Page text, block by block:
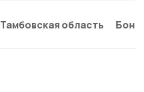
Тамбовская область